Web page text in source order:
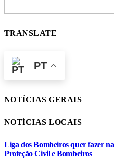
TRANSLATE
PT
NOTÍCIAS GERAIS
NOTÍCIAS LOCAIS
Liga dos Bombeiros quer fazer
Proteção Civil e Bombeiros